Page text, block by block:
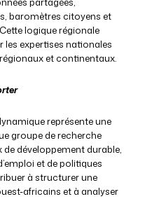
baromètres citoyens et
logique régionale
expertises nationales
et continentaux.
représente une
groupe de recherche
de développement durable,
et de politiques
à structurer une
africains et à analyser